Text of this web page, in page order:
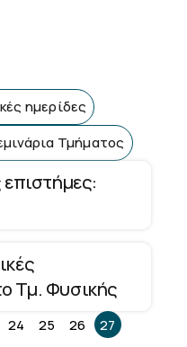
ημερίδες
Τμήματος
επιστήμες:
Τμ. Φυσικής
24 25 26 27